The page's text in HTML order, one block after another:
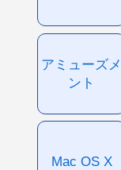
アミューズメ
ント
Mac OS X